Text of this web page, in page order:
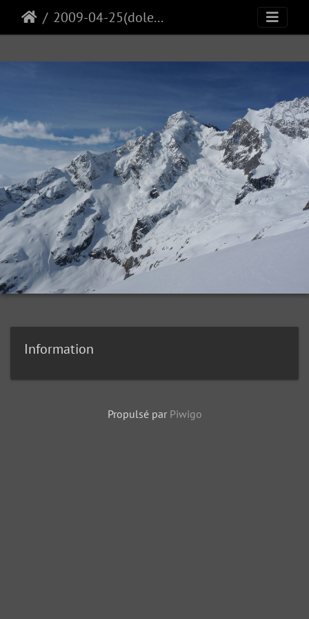
2009-04-25(dolent)10
Information
Propulsé par Piwigo